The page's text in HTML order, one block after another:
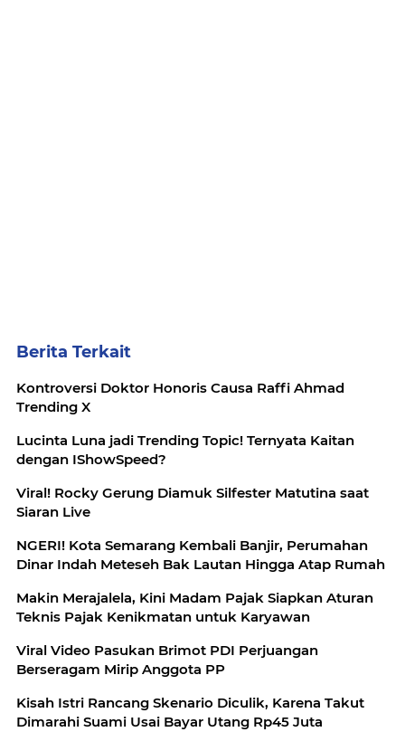
Berita Terkait
Kontroversi Doktor Honoris Causa Raffi Ahmad
Trending X
Lucinta Luna jadi Trending Topic! Ternyata Kaitan
dengan IShowSpeed?
Viral! Rocky Gerung Diamuk Silfester Matutina saat
Siaran Live
NGERI! Kota Semarang Kembali Banjir, Perumahan
Dinar Indah Meteseh Bak Lautan Hingga Atap Rumah
Makin Merajalela, Kini Madam Pajak Siapkan Aturan
Teknis Pajak Kenikmatan untuk Karyawan
Viral Video Pasukan Brimot PDI Perjuangan
Berseragam Mirip Anggota PP
Kisah Istri Rancang Skenario Diculik, Karena Takut
Dimarahi Suami Usai Bayar Utang Rp45 Juta